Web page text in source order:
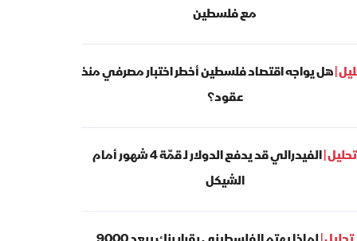
مع فلسطين
|هل يواجه اقتصاد فلسطين أخطر اختبار مصرفي منذ
عقود؟
تحليل |
الفيدرالي قد يدفع الدولار لـ قمّة 4 شهور أمام
الشيكل